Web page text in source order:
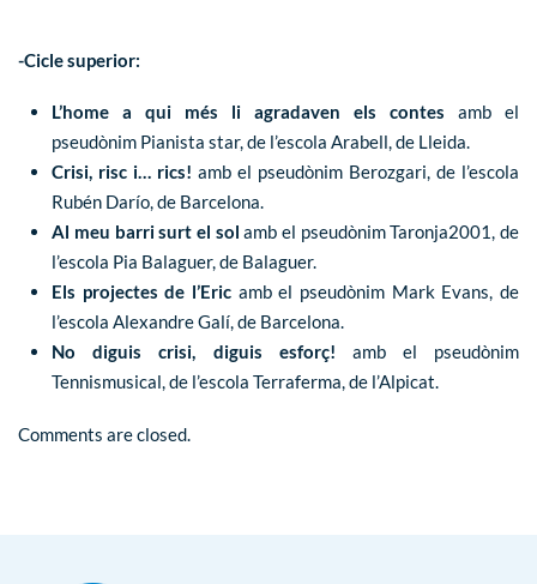
-Cicle superior:
L’home a qui més li agradaven els contesamb el
pseudònim Pianista star, de l’escola Arabell, de Lleida.
Crisi, risc i… rics!amb el pseudònim Berozgari, de l’escola
Rubén Darío, de Barcelona.
Al meu barri surt el solamb el pseudònim Taronja2001, de
l’escola Pia Balaguer, de Balaguer.
Els projectes de l’Eric amb el pseudònim Mark Evans, de
l’escola Alexandre Galí, de Barcelona.
No diguis crisi, diguis esforç! amb el pseudònim
Tennismusical, de l’escola Terraferma, de l’Alpicat.
Comments are closed.